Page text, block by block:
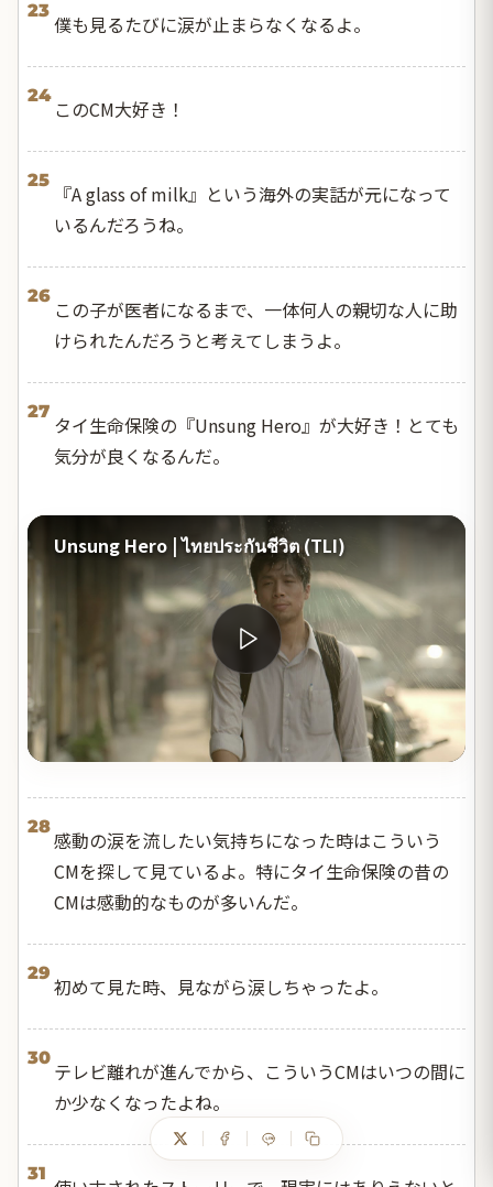
23
僕も見るたびに涙が止まらなくなるよ。
24
このCM大好き！
25
『A glass of milk』という海外の実話が元になって
いるんだろうね。
26
この子が医者になるまで、一体何人の親切な人に助
けられたんだろうと考えてしまうよ。
27
タイ生命保険の『Unsung Hero』が大好き！とても
気分が良くなるんだ。
Unsung Hero | ไทยประกันชีวิต (TLI)
28
感動の涙を流したい気持ちになった時はこういう
CMを探して見ているよ。特にタイ生命保険の昔の
CMは感動的なものが多いんだ。
29
初めて見た時、見ながら涙しちゃったよ。
30
テレビ離れが進んでから、こういうCMはいつの間に
か少なくなったよね。
31